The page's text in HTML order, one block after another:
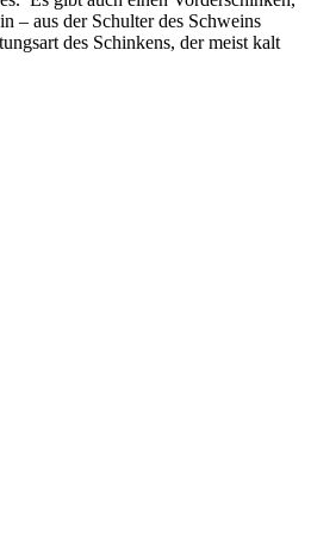
– aus der Schulter des Schweins
des Schinkens, der meist kalt